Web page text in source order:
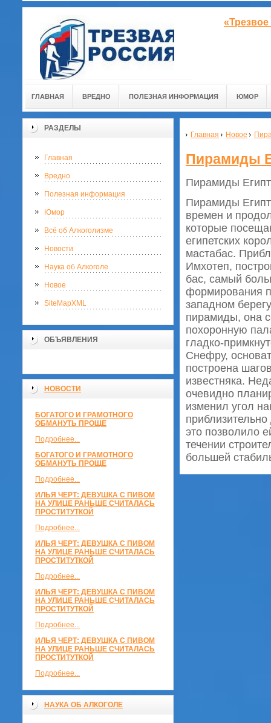
ГЛАВНАЯ ВРЕДНО ПОЛЕЗНАЯ ИНФОРМАЦИЯ ЮМОР
РАЗДЕЛЫ
Главная
Вредно
Полезная информация
Юмор
Всё об Алкоголизме
Новости
Наука об Алкоголе
Новое
SiteMapXML
ОБЪЯВЛЕНИЯ
НОВОСТИ
БОГАТОГО И ГРАМОТНОГО
ОБМАНУТЬ ПРОЩЕ
Подробнее...
БОГАТОГО И ГРАМОТНОГО
ОБМАНУТЬ ПРОЩЕ
Подробнее...
ИЛЬЯ ЧЕРТ: ДЕВУШКА С ПИВОМ
НА УЛИЦЕ РАНЬШЕ СЧИТАЛАСЬ
ПРОСТИТУТКОЙ
Подробнее...
ИЛЬЯ ЧЕРТ: ДЕВУШКА С ПИВОМ
НА УЛИЦЕ РАНЬШЕ СЧИТАЛАСЬ
ПРОСТИТУТКОЙ
Подробнее...
ИЛЬЯ ЧЕРТ: ДЕВУШКА С ПИВОМ
НА УЛИЦЕ РАНЬШЕ СЧИТАЛАСЬ
ПРОСТИТУТКОЙ
Подробнее...
ИЛЬЯ ЧЕРТ: ДЕВУШКА С ПИВОМ
НА УЛИЦЕ РАНЬШЕ СЧИТАЛАСЬ
ПРОСТИТУТКОЙ
Подробнее...
НАУКА ОБ АЛКОГОЛЕ
Главная Новое
Пирамиды
Пирамиды
Пирамиды
времен и
которые
египетских
мастабас.
Имхотеп,
бас, самый
формирования
западном
пирамиды, она
похоронную
гладко-
Снефру,
построена
известняка.
очевидно
изменил угол
это позволило
течении
большей